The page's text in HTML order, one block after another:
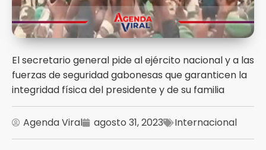
El secretario general pide al ejército nacional y a las
fuerzas de seguridad gabonesas que garanticen la
integridad física del presidente y de su familia
Agenda Viral agosto 31, 2023 Internacional